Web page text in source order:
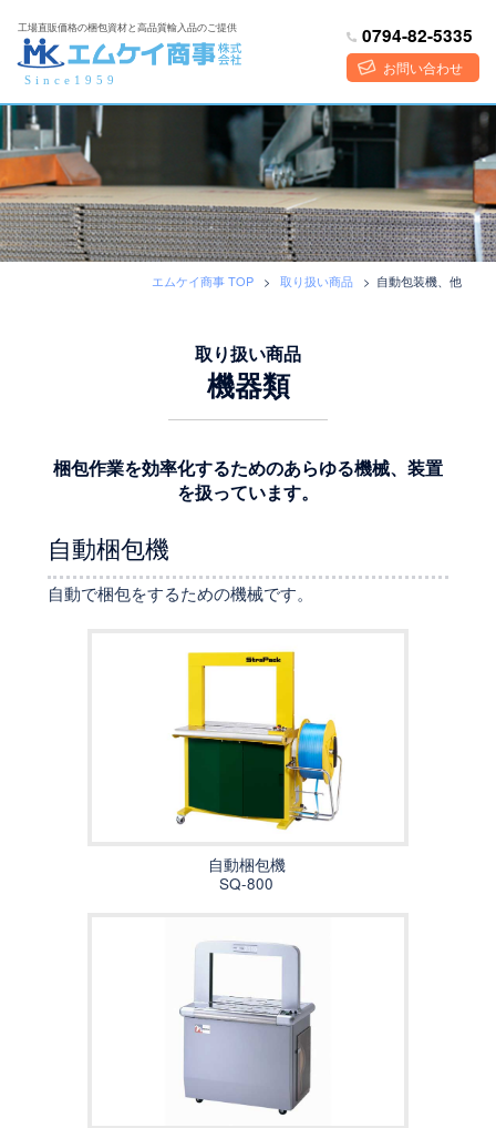
ツ
へ
ス
キ
ッ
プ
工場直販価格の梱包資材と高品質輸入品のご提供
Since1959
0794-82-5335
お問い合わせ
エムケイ商事 TOP > 取り扱い商品 > 自動包装機、他
取り扱い商品
機器類
梱包作業を効率化するためのあらゆる機械、装置
を扱っています。
自動梱包機
自動で梱包をするための機械です。
自動梱包機
SQ-800